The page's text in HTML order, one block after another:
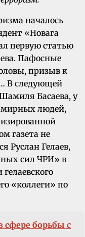
началось
«Новага
первую статью
Пафосные
призыв к
В следующей
Басаева, у
мирных людей,
газета не
Руслан Гелаев,
сил ЧРИ» в
«коллеги» по
сфере борьбы с